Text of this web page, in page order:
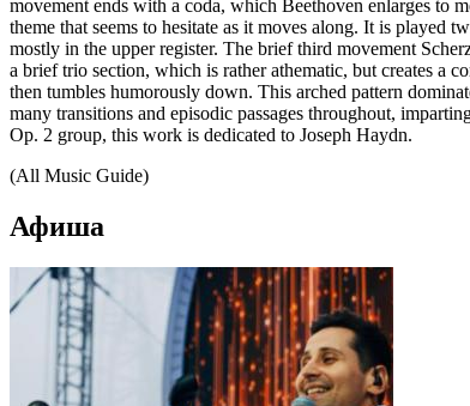
movement ends with a coda, which Beethoven enlarges to
theme that seems to hesitate as it moves along. It is played
mostly in the upper register. The brief third movement
a brief trio section, which is rather athematic, but creates a
then tumbles humorously down. This arched pattern
many transitions and episodic passages throughout,
Op. 2 group, this work is dedicated to Joseph Haydn.
(All Music Guide)
Афиша